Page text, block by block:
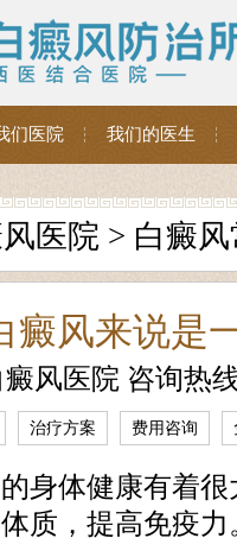
们医院 我们的医生
医院 > 白癜
癜风来说是
风医院 咨询热
治疗方案 费用咨询
体健康有着很
质，提高免疫